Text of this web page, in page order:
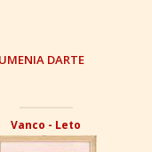
DARTE
Vanco - Leto